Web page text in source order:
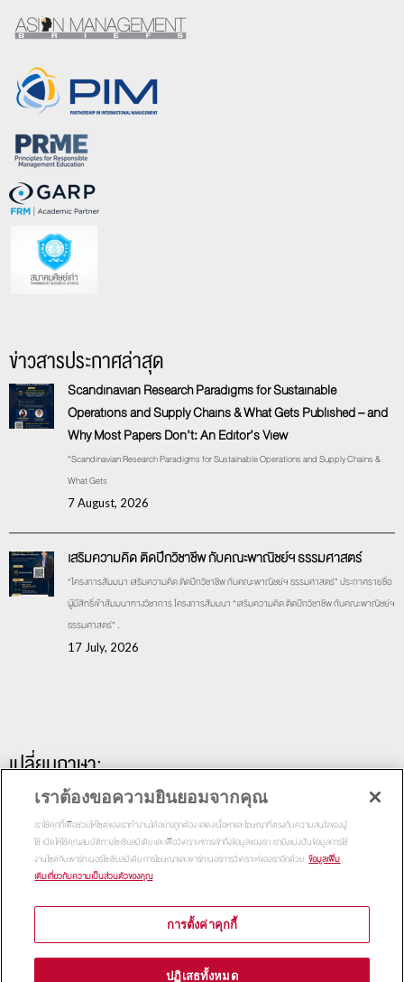
ข่าวสารประกาศล่าสุด
Scandinavian Research Paradigms for Sustainable
Operations and Supply Chains & What Gets Published – and
Why Most Papers Don’t: An Editor’s View
“Scandinavian Research Paradigms for Sustainable Operations and Supply Chains &
What Gets
7 August, 2026
เสริมความคิด ติดปีกวิชาชีพ กับคณะพาณิชย์ฯ ธรรมศาสตร์
“โครงการสัมมนา เสริมความคิด ติดปีกวิชาชีพ กับคณะพาณิชย์ฯ ธรรมศาสตร์” ประกาศรายชื่อ
ผู้มีสิทธิ์เข้าสัมมนาทางวิชาการ โครงการสัมมนา “เสริมความคิด ติดปีกวิชาชีพ กับคณะพาณิชย์ฯ
ธรรมศาสตร์” .
17 July, 2026
เปลี่ยนภาษา:
Copyright 2015Thammasat Business School | All Rights
เราต้องขอความยินยอมจากคุณ
เราใช้คุกกี้เพื่อช่วยให้ไซต์ของเราทำงานได้อย่างถูกต้อง แสดงเนื้อหาและโฆษณาที่ตรงกับความสนใจของผู้
ใช้ เปิดให้ใช้คุณสมบัติทางโซเชียลมีเดีย และเพื่อวิเคราะห์การเข้าถึงข้อมูลของเรา เรายังแบ่งปันข้อมูลการใช้
งานไซต์กับพาร์ทเนอร์โซเชียลมีเดีย การโฆษณาและพาร์ทเนอร์การวิเคราะห์ของเราอีกด้วย ข้อมูลเพิ่ม
เติมเกี่ยวกับความเป็นส่วนตัวของคุณ
การตั้งค่าคุกกี้
ปฏิเสธทั้งหมด